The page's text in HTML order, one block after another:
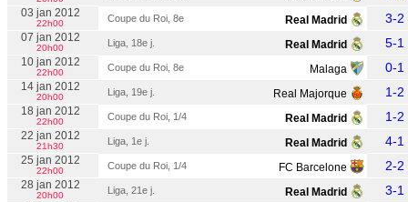
03 jan 2012
22h00 Coupe du Roi, 8e Real Madrid 3-2
07 jan 2012
20h00 Liga, 18e j. Real Madrid 5-1
10 jan 2012
22h00 Coupe du Roi, 8e Malaga 0-1
14 jan 2012
20h00 Liga, 19e j. Real Majorque 1-2
18 jan 2012
22h00 Coupe du Roi, 1/4 Real Madrid 1-2
22 jan 2012
21h30 Liga, 1e j. Real Madrid 4-1
25 jan 2012
22h00 Coupe du Roi, 1/4 FC Barcelone 2-2
28 jan 2012
20h00 Liga, 21e j. Real Madrid 3-1